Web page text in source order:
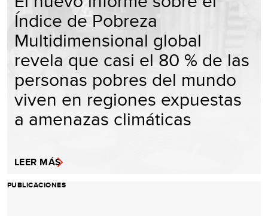
Índice de Pobreza
Multidimensional global
revela que casi el 80 % de las
personas pobres del mundo
viven en regiones expuestas
a amenazas climáticas
LEER MÁS
PUBLICACIONES